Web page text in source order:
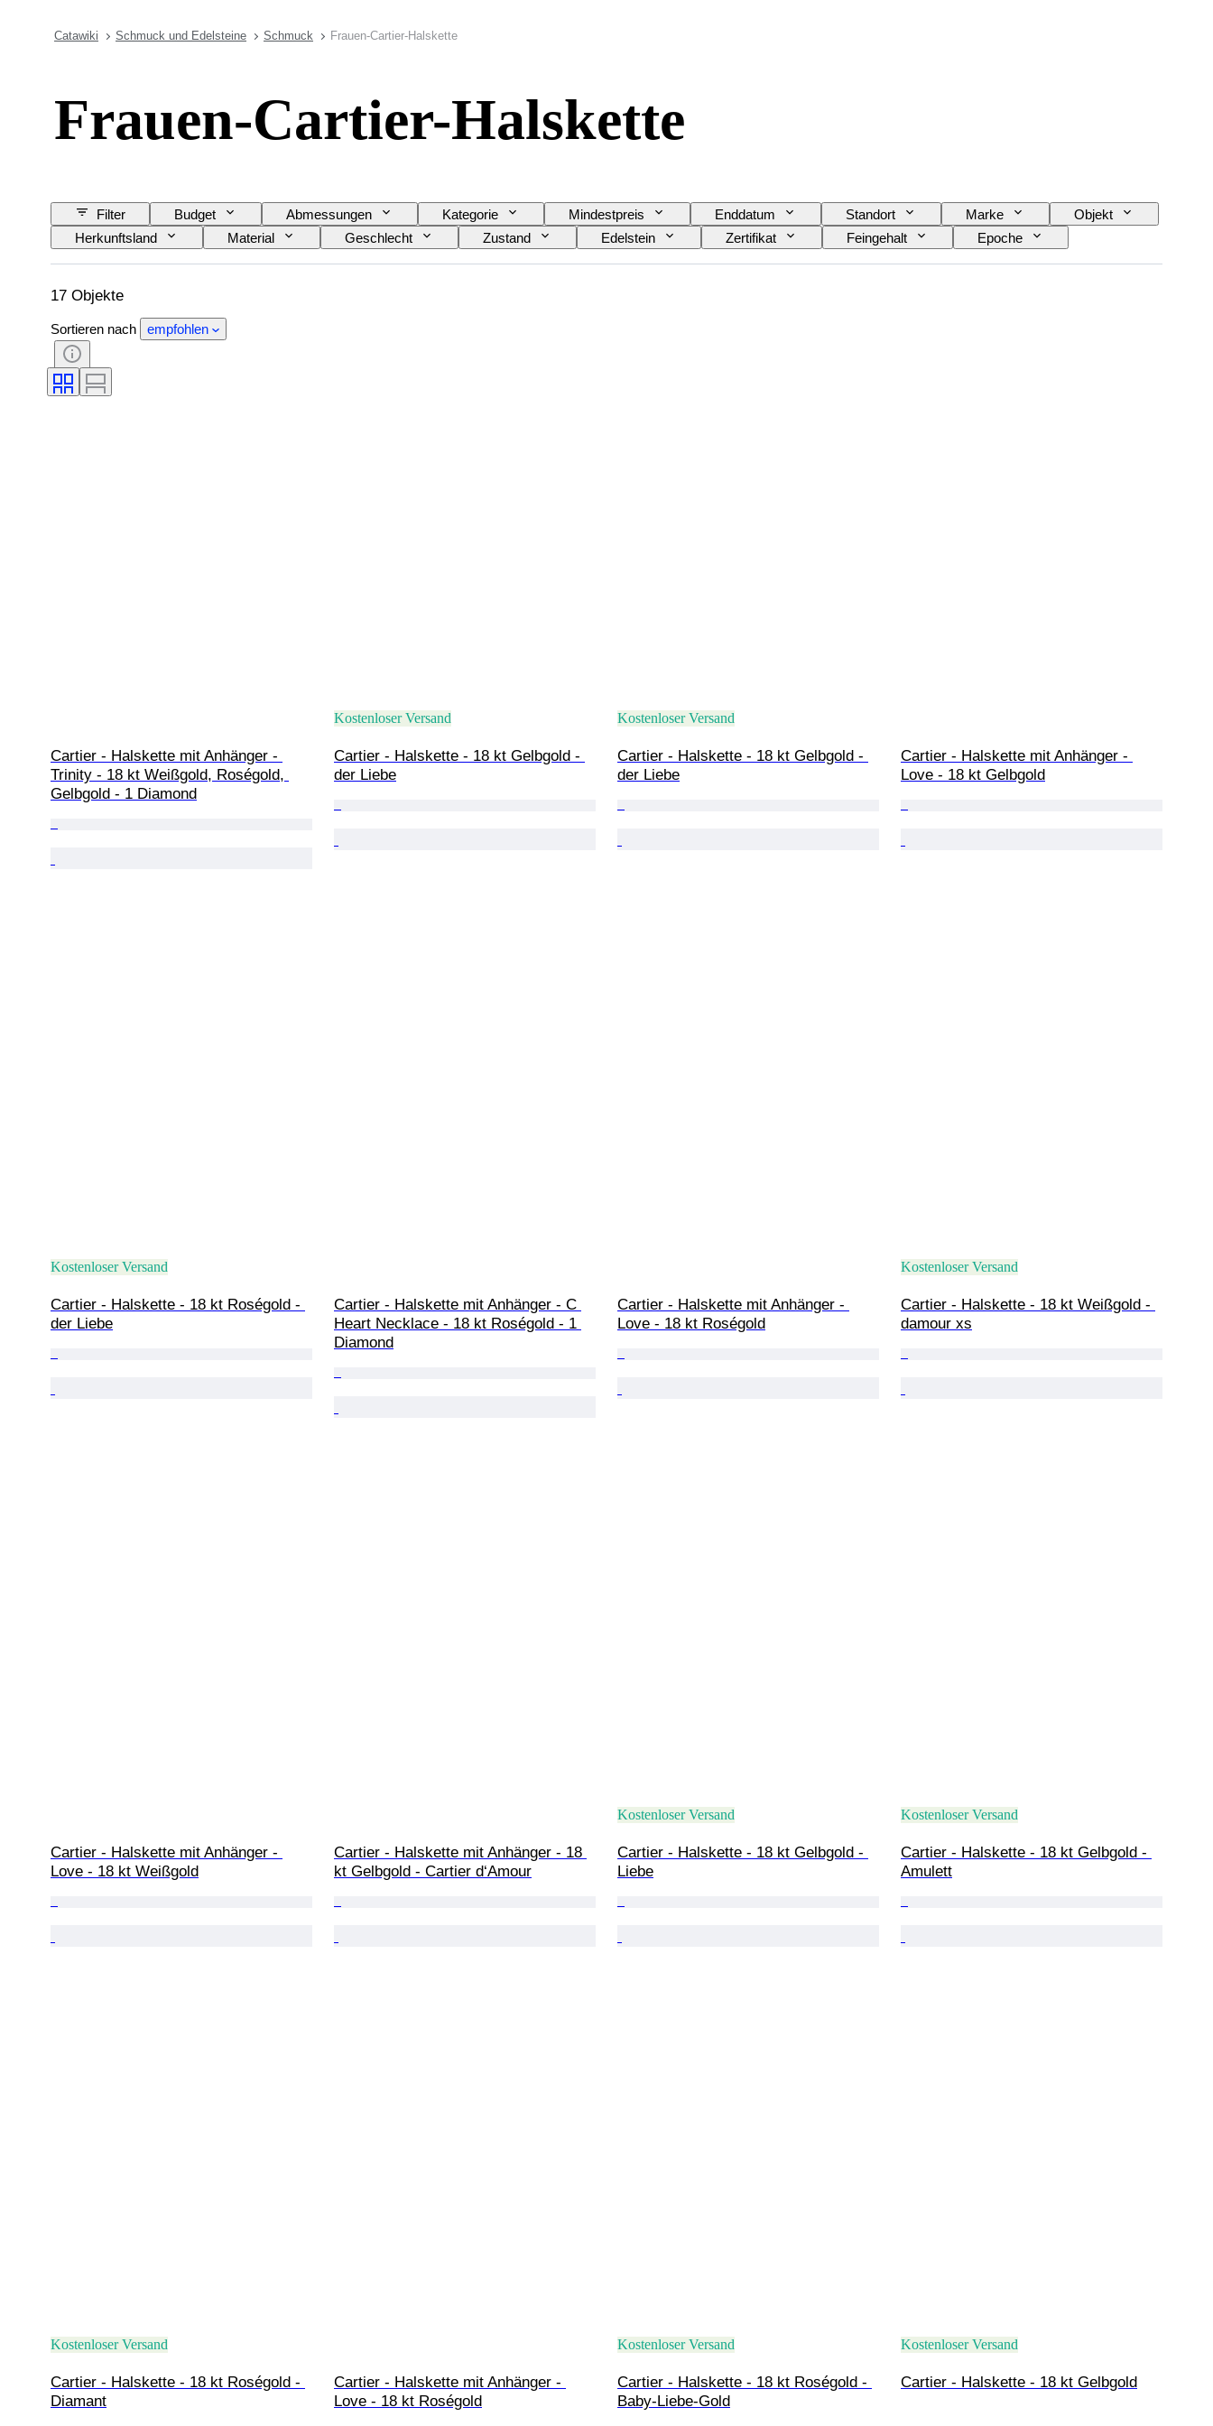
Catawiki Schmuck und Edelsteine Schmuck Frauen-Cartier-Halskette
Frauen-Cartier-Halskette
Filter Budget Abmessungen Kategorie Mindestpreis Enddatum Standort Marke
Objekt
Herkunftsland
Material Geschlecht Zustand Edelstein Zertifikat Feingehalt
Epoche
Modell
17 Objekte
Sortieren nach empfohlen
Cartier - Halskette mit Anhänger -
Trinity - 18 kt Weißgold, Roségold,
Gelbgold - 1 Diamond
Kostenloser Versand
Cartier - Halskette - 18 kt Gelbgold -
der Liebe
Kostenloser Versand
Cartier - Halskette - 18 kt Gelbgold -
der Liebe
Cartier - Halskette mit Anhänger -
Love - 18 kt Gelbgold
Kostenloser Versand
Cartier - Halskette - 18 kt Roségold -
der Liebe
Cartier - Halskette mit Anhänger - C
Heart Necklace - 18 kt Roségold - 1
Diamond
Cartier - Halskette mit Anhänger -
Love - 18 kt Roségold
Kostenloser Versand
Cartier - Halskette - 18 kt Weißgold -
damour xs
Cartier - Halskette mit Anhänger -
Love - 18 kt Weißgold
Cartier - Halskette mit Anhänger - 18
kt Gelbgold - Cartier d‘Amour
Kostenloser Versand
Cartier - Halskette - 18 kt Gelbgold -
Liebe
Kostenloser Versand
Cartier - Halskette - 18 kt Gelbgold -
Amulett
Kostenloser Versand
Cartier - Halskette - 18 kt Roségold -
Diamant
Cartier - Halskette mit Anhänger -
Love - 18 kt Roségold
Kostenloser Versand
Cartier - Halskette - 18 kt Roségold -
Baby-Liebe-Gold
Kostenloser Versand
Cartier - Halskette - 18 kt Gelbgold